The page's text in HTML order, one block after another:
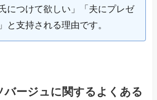
につけて欲しい」「夫にプレゼ
と支持される理由です。
バージュに関するよくある